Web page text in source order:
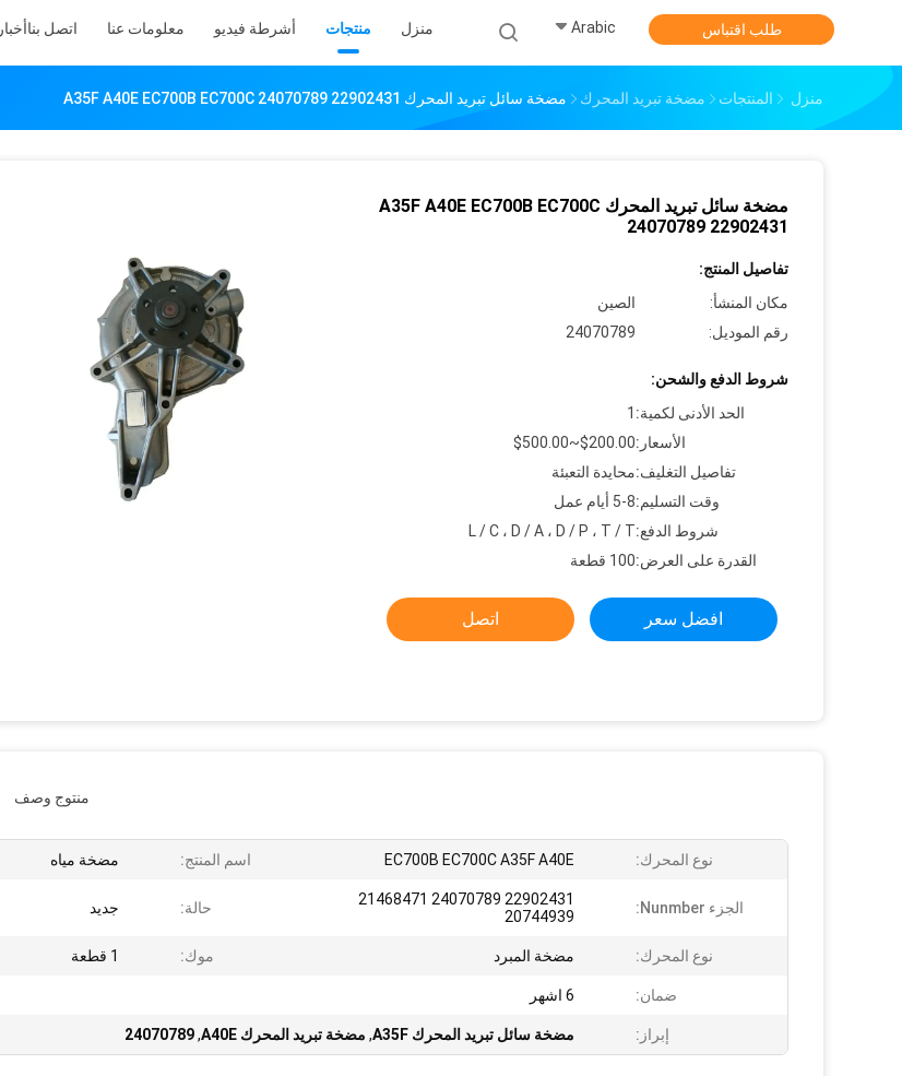
منزل منتجات أشرطة فيديو معلومات عنا اتصل بناأخبار Arabic طلب اقتباس
منزل المنتجات مضخة تبريد المحرك مضخة سائل تبريد المحرك A35F A40E EC700B EC700C 24070789 22902431
مضخة سائل تبريد المحرك A35F A40E EC700B EC700C
24070789 22902431
تفاصيل المنتج:
مكان المنشأ:
الصين
رقم الموديل:
24070789
شروط الدفع والشحن:
الحد الأدنى لكمية: 1
الأسعار:$200.00~$500.00
تفاصيل التغليف:محايدة التعبئة
وقت التسليم:5-8 أيام عمل
شروط الدفع:L / C ، D / A ، D / P ، T / T
القدرة على العرض:100 قطعة
افضل سعر اتصل
منتوج وصف
نوع المحرك: EC700B EC700C A35F A40E اسم المنتج: مضخة مياه
الجزء Nunmber:
22902431 24070789 21468471
20744939
حالة: جديد
نوع المحرك: مضخة المبرد موك: 1 قطعة
ضمان: 6 اشهر
إبراز: مضخة سائل تبريد المحرك A35F , مضخة تبريد المحرك A40E ,
24070789